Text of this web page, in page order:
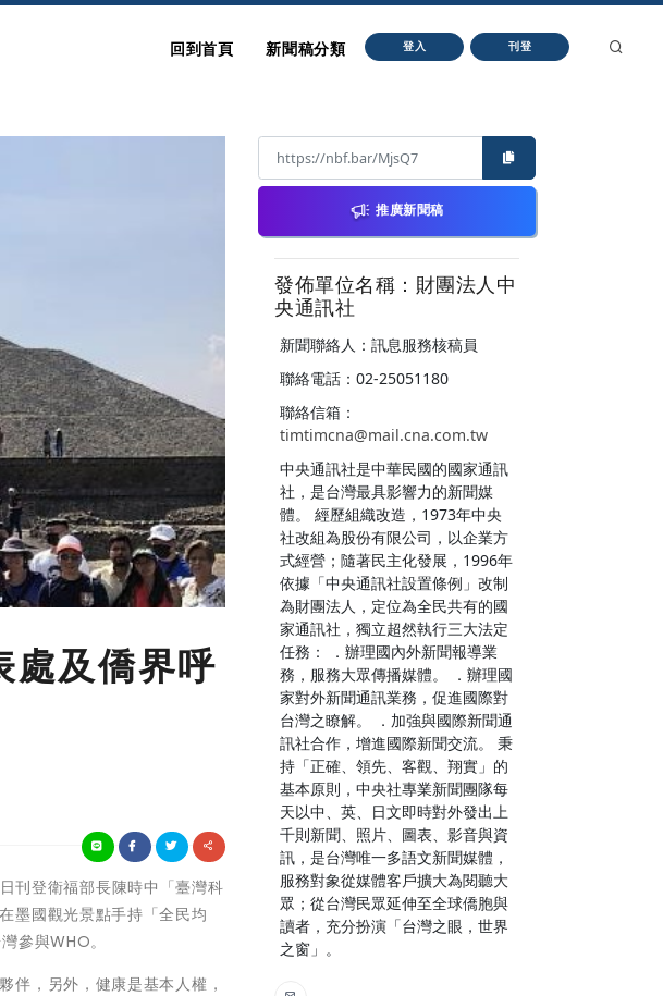
回到首頁 新聞稿分類 登入 刊登
處及僑界呼
刊登衛福部長陳時中「臺灣科
墨國觀光景點手持「全民均
參與WHO。
伴，另外，健康是基本人權，
推廣新聞稿
發佈單位名稱：財團法人中
央通訊社
新聞聯絡人：訊息服務核稿員
聯絡電話：02-25051180
聯絡信箱：
timtimcna@mail.cna.com.tw
中央通訊社是中華民國的國家通訊
社，是台灣最具影響力的新聞媒
體。 經歷組織改造，1973年中央
社改組為股份有限公司，以企業方
式經營；隨著民主化發展，1996年
依據「中央通訊社設置條例」改制
為財團法人，定位為全民共有的國
家通訊社，獨立超然執行三大法定
任務： ．辦理國內外新聞報導業
務，服務大眾傳播媒體。 ．辦理國
家對外新聞通訊業務，促進國際對
台灣之瞭解。 ．加強與國際新聞通
訊社合作，增進國際新聞交流。 秉
持「正確、領先、客觀、翔實」的
基本原則，中央社專業新聞團隊每
天以中、英、日文即時對外發出上
千則新聞、照片、圖表、影音與資
訊，是台灣唯一多語文新聞媒體，
服務對象從媒體客戶擴大為閱聽大
眾；從台灣民眾延伸至全球僑胞與
讀者，充分扮演「台灣之眼，世界
之窗」。